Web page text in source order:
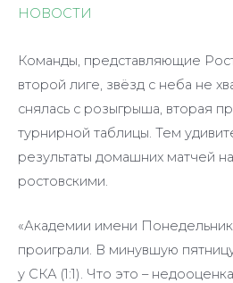
НОВОСТИ
Команды, представляющие
второй лиге, звёзд с неба не
снялась с розыгрыша, вторая
турнирной таблицы. Тем
результаты домашних матчей
ростовскими.
«Академии имени
проиграли. В минувшую
у СКА (1:1). Что это –